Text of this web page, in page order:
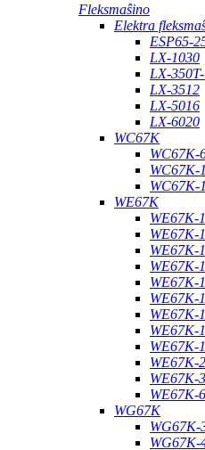
Fleksmaŝino
Elektra
ESP65-
LX-1030
LX-
LX-3512
LX-5016
LX-6020
WC67K
WC67K-
WC67K-
WC67K-
WE67K
WE67K-
WE67K-
WE67K-
WE67K-
WE67K-
WE67K-
WE67K-
WE67K-
WE67K-
WE67K-
WE67K-
WE67K-
WG67K
WG67K-
WG67K-